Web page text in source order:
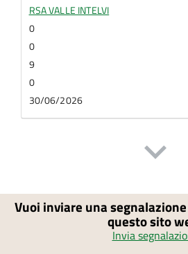
RSA VALLE INTELVI
0
0
9
0
30/06/2026
Vuoi inviare una
questo sito
Invia